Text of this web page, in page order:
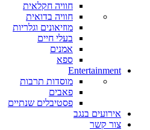
חוויה חקלאית
חוויה בדואית
מוזיאונים וגלריות
בעלי חיים
אמנים
ספא
Entertainment
מוסדות תרבות
פאבים
פסטיבלים שנתיים
אירועים בנגב
צור קשר